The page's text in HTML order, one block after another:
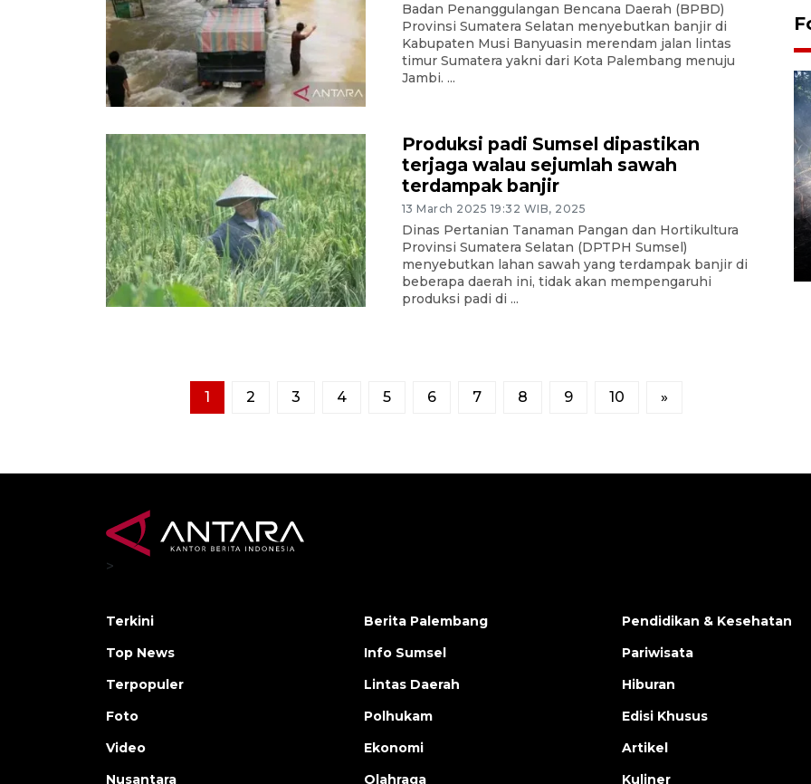
Badan Penanggulangan Bencana Daerah (BPBD)
Provinsi Sumatera Selatan menyebutkan banjir di
Kabupaten Musi Banyuasin merendam jalan lintas
timur Sumatera yakni dari Kota Palembang menuju
Jambi. ...
Produksi padi Sumsel dipastikan
terjaga walau sejumlah sawah
terdampak banjir
13 March 2025 19:32 WIB, 2025
Dinas Pertanian Tanaman Pangan dan Hortikultura
Provinsi Sumatera Selatan (DPTPH Sumsel)
menyebutkan lahan sawah yang terdampak banjir di
beberapa daerah ini, tidak akan mempengaruhi
produksi padi di ...
1 2 3 4 5 6 7 8 9 10 »
Alokasi anggaran untuk bibit
kopi arabika Gayo
15 June 2026 11:15 WIB
>
Terkini
Top News
Terpopuler
Foto
Video
Nusantara
Berita Palembang
Info Sumsel
Lintas Daerah
Polhukam
Ekonomi
Olahraga
Pendidikan & Kesehatan
Pariwisata
Hiburan
Edisi Khusus
Artikel
Kuliner